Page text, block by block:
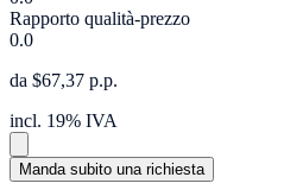
Rapporto qualità-prezzo
0.0
da $67,37 p.p.
incl. 19% IVA
Manda subito una richiesta